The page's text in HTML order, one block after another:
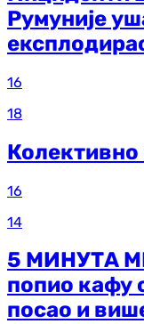
Румуније
16
18
Колективно
16
14
5 МИНУТА
попио кафу
посао и